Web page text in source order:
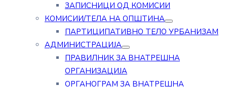
ЗАПИСНИЦИ ОД КОМИСИИ
КОМИСИИ/ТЕЛА НА ОПШТИНА
ПАРТИЦИПАТИВНО ТЕЛО УРБАНИЗАМ
АДМИНИСТРАЦИЈА
ПРАВИЛНИК ЗА ВНАТРЕШНА
ОРГАНИЗАЦИЈА
ОРГАНОГРАМ ЗА ВНАТРЕШНА